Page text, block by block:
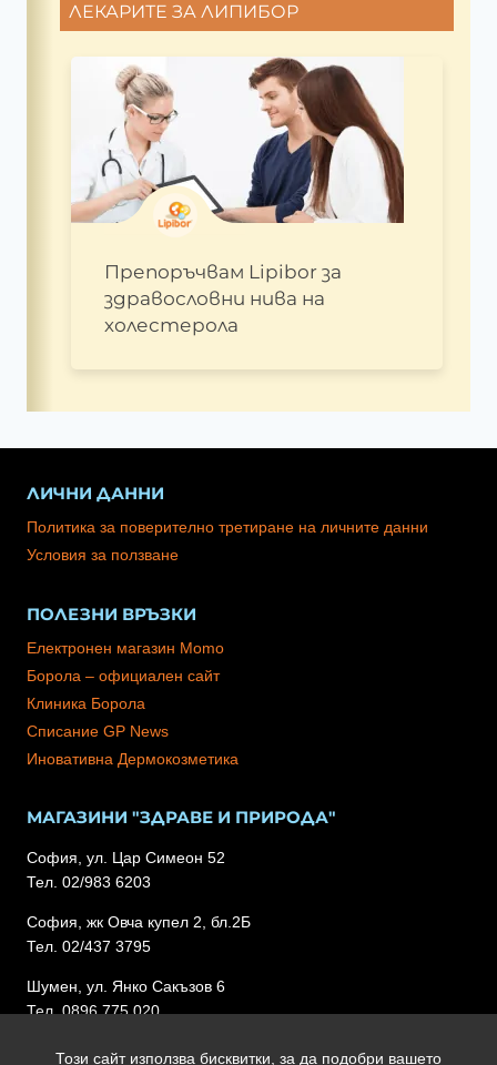
ЛЕКАРИТЕ ЗА ЛИПИБОР
Препоръчвам Lipibor за
здравословни нива на
холестерола
ЛИЧНИ ДАННИ
Политика за поверително третиране на личните данни
Условия за ползване
ПОЛЕЗНИ ВРЪЗКИ
Електронен магазин Momo
Борола – официален сайт
Клиника Борола
Списание GP News
Иновативна Дермокозметика
МАГАЗИНИ "ЗДРАВЕ И ПРИРОДА"
София, ул. Цар Симеон 52
Тел. 02/983 6203
София, жк Овча купел 2, бл.2Б
Тел. 02/437 3795
Шумен, ул. Янко Сакъзов 6
Тел. 0896 775 020
Този сайт използва бисквитки, за да подобри вашето